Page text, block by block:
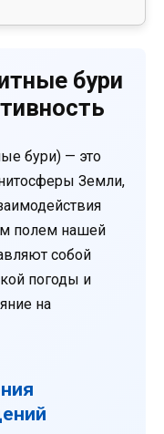
бури
бури) — это
Земли,
полем нашей
собой
погоды и
на